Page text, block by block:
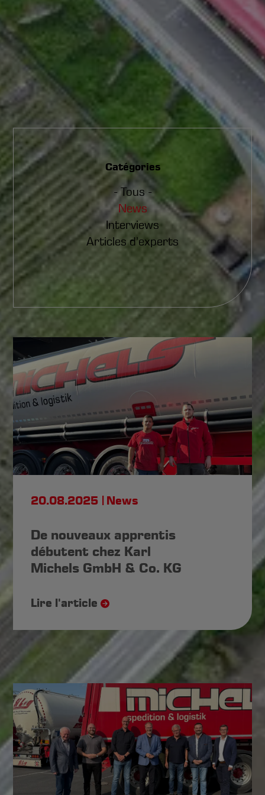
Catégories
- Tous -
News
Interviews
Articles d’experts
20.08.2025 News
De nouveaux apprentis
débutent chez Karl
Michels GmbH & Co. KG
Lire l'article